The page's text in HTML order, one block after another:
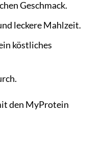
Geschmack.
leckere Mahlzeit.
köstliches
den MyProtein